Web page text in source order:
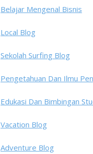
Belajar Mengenal Bisnis
Local Blog
Sekolah Surfing Blog
Pengetahuan Dan Ilmu
Edukasi Dan Bimbingan
Vacation Blog
Adventure Blog